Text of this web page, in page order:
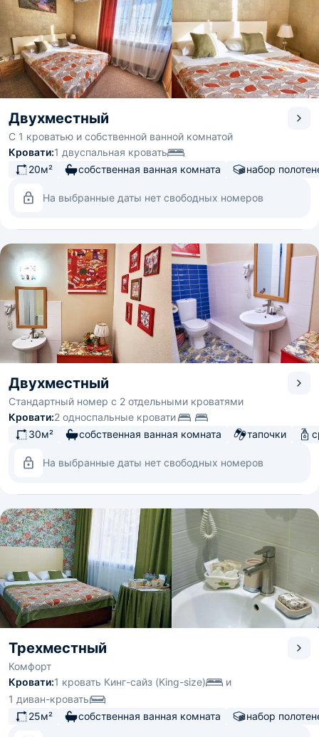
Двухместный
С 1 кроватью и собственной ванной комнатой
Кровати:1 двуспальная кровать
20м²
собственная ванная комната набор
На выбранные даты нет свободных номеров
Двухместный
Стандартный номер с 2 отдельными кроватями
Кровати:2 односпальные кровати
30м²
собственная ванная комната тапочки
На выбранные даты нет свободных номеров
Трехместный
Комфорт
Кровати:1 кровать Кинг-сайз (King-size)
и
1 диван-кровать
25м²
собственная ванная комната набор